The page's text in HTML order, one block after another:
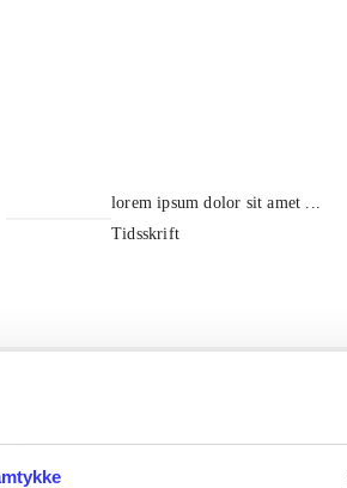
lorem ipsum dolor sit amet ...
Tidsskrift